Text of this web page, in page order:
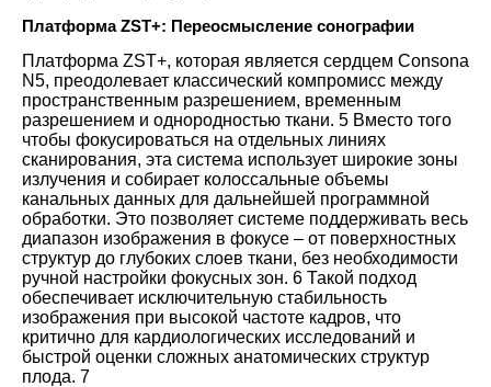
Платформа ZST+: Переосмысление сонографии
Платформа ZST+, которая является сердцем Consona
N5, преодолевает классический компромисс между
пространственным разрешением, временным
разрешением и однородностью ткани. 5 Вместо того
чтобы фокусироваться на отдельных линиях
сканирования, эта система использует широкие зоны
излучения и собирает колоссальные объемы
канальных данных для дальнейшей программной
обработки. Это позволяет системе поддерживать весь
диапазон изображения в фокусе – от поверхностных
структур до глубоких слоев ткани, без необходимости
ручной настройки фокусных зон. 6 Такой подход
обеспечивает исключительную стабильность
изображения при высокой частоте кадров, что
критично для кардиологических исследований и
быстрой оценки сложных анатомических структур
плода. 7